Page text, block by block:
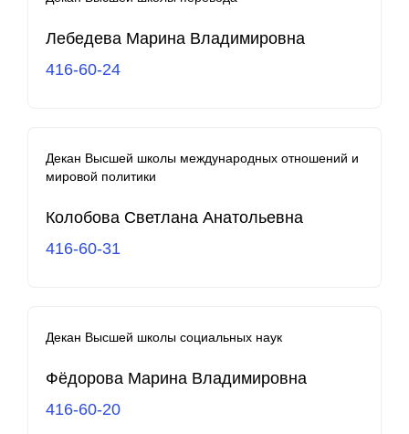
Лебедева Марина Владимировна
416-60-24
Декан Высшей школы международных отношений и
мировой политики
Колобова Светлана Анатольевна
416-60-31
Декан Высшей школы социальных наук
Фёдорова Марина Владимировна
416-60-20